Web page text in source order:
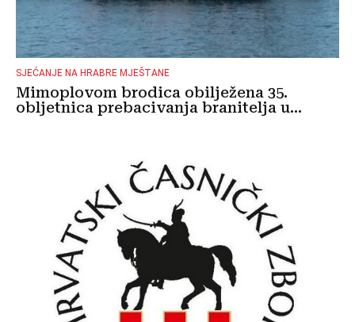
SJEĆANJE NA HRABRE MJEŠTANE
Mimoplovom brodica obilježena 35.
obljetnica prebacivanja branitelja u...